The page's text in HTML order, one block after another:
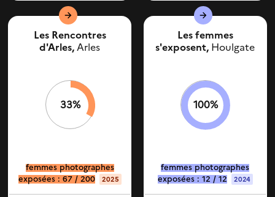
Les Rencontres
d'Arles,Arles
33%
femmes photographes
exposées : 67 / 200
2025
Les femmes
s'exposent, Houlgate
100%
femmes photographes
exposées : 12 / 12
2024